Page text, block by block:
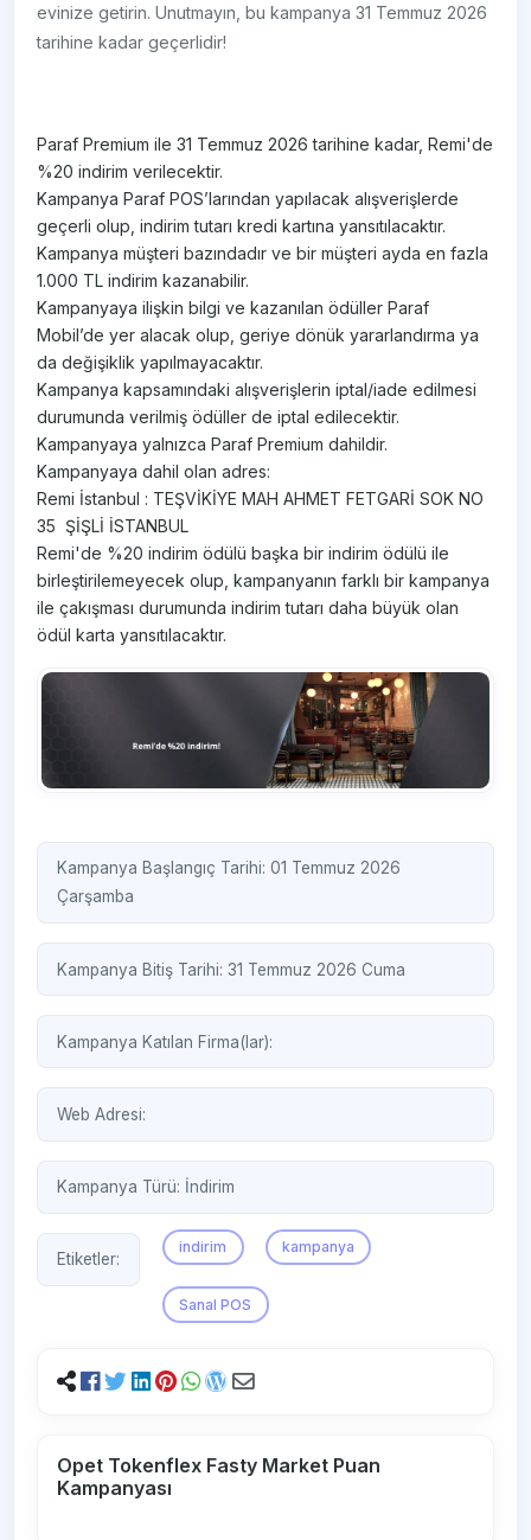
evinize getirin. Unutmayın, bu kampanya 31 Temmuz 2026
tarihine kadar geçerlidir!
Paraf Premium ile 31 Temmuz 2026 tarihine kadar, Remi'de
%20 indirim verilecektir.
Kampanya Paraf POS’larından yapılacak alışverişlerde
geçerli olup, indirim tutarı kredi kartına yansıtılacaktır.
Kampanya müşteri bazındadır ve bir müşteri ayda en fazla
1.000 TL indirim kazanabilir.
Kampanyaya ilişkin bilgi ve kazanılan ödüller Paraf
Mobil’de yer alacak olup, geriye dönük yararlandırma ya
da değişiklik yapılmayacaktır.
Kampanya kapsamındaki alışverişlerin iptal/iade edilmesi
durumunda verilmiş ödüller de iptal edilecektir.
Kampanyaya yalnızca Paraf Premium dahildir.
Kampanyaya dahil olan adres:
Remi İstanbul : TEŞVİKİYE MAH AHMET FETGARİ SOK NO
35 ŞİŞLİ İSTANBUL
Remi'de %20 indirim ödülü başka bir indirim ödülü ile
birleştirilemeyecek olup, kampanyanın farklı bir kampanya
ile çakışması durumunda indirim tutarı daha büyük olan
ödül karta yansıtılacaktır.
Kampanya Başlangıç Tarihi: 01 Temmuz 2026
Çarşamba
Kampanya Bitiş Tarihi: 31 Temmuz 2026 Cuma
Kampanya Katılan Firma(lar):
Web Adresi:
Kampanya Türü: İndirim
Etiketler:
indirim kampanya
Sanal POS
Opet Tokenflex Fasty Market Puan
Kampanyası